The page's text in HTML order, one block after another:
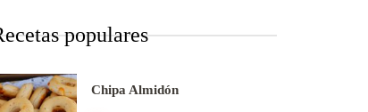
populares
Chipa Almidón